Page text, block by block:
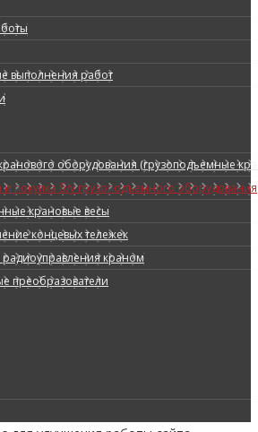
выполнения работ
оборудования (грузоподъемные
покупка б/у грузоподъемного оборудования
крановые весы
концевых тележек
радиоуправления краном
преобразователи